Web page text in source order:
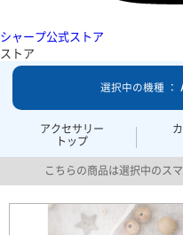
シャープ公式ストア
ストア
アクセサリー
トップ
選択中の機種 ：
こちらの商品は選択中のス